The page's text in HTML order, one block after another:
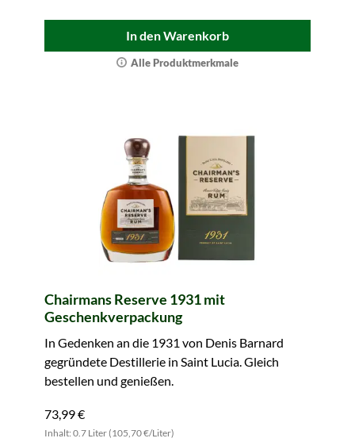
In den Warenkorb
Alle Produktmerkmale
Chairmans Reserve 1931 mit
Geschenkverpackung
In Gedenken an die 1931 von Denis Barnard
gegründete Destillerie in Saint Lucia. Gleich
bestellen und genießen.
73,99 €
Inhalt: 0.7 Liter (105,70 €/Liter)